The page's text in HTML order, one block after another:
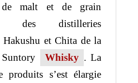
de malt et de grain
des distilleries
Hakushu et Chita de la
Whisky . La
produits s’est élargie